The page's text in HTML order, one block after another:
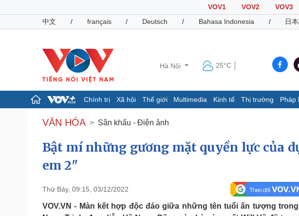
VOV1 VOV2 VOV3
中文
/ français / Deutsch / Bahasa Indonesia / 日
Hà Nội 25°C
Chính trị Xã hội Thế giới Multimedia Kinh tế Thị trường Pháp
Chính trị
Tổ chức nhân sự
Quốc hội
Nhận diện sự thật
Xã hội
Dự báo thời tiết
Giáo dục
Cuộc sống đó đây
Hồ sơ
Vụ án
Quân sự - Quốc phòng
Vũ khí
Thể thao
Bóng đá
VĂN HÓA Sân khấu - Điện ảnh
Bật mí những gương mặt quyền lực của
em 2"
Thứ Bảy, 09:15, 03/12/2022
VOV.VN - Màn kết hợp độc đáo giữa những tên tuổi ấn tượng